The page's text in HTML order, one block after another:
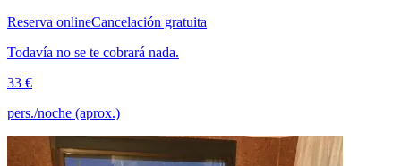
Reserva onlineCancelación gratuita
Todavía no se te cobrará nada.
33 €
pers./noche (aprox.)